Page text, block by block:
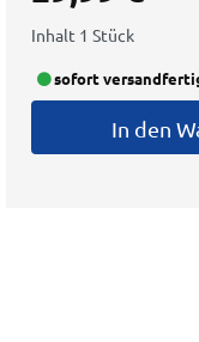
Inhalt 1 Stück
sofort
In den